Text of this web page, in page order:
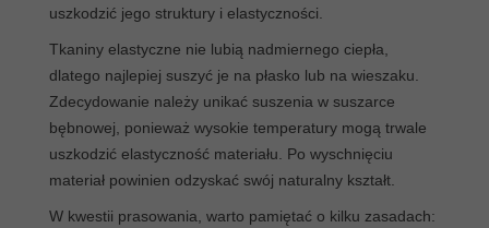
uszkodzić jego struktury i elastyczności.
Tkaniny elastyczne nie lubią nadmiernego ciepła,
dlatego najlepiej suszyć je na płasko lub na wieszaku.
Zdecydowanie należy unikać suszenia w suszarce
bębnowej, ponieważ wysokie temperatury mogą trwale
uszkodzić elastyczność materiału. Po wyschnięciu
materiał powinien odzyskać swój naturalny kształt.
W kwestii prasowania, warto pamiętać o kilku zasadach: